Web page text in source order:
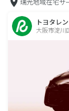
トヨタレ
大阪市淀川